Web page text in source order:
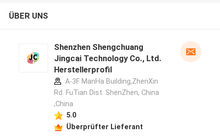
ÜBER UNS
Shenzhen Shengchuang
Jingcai Technology Co., Ltd.
Herstellerprofil
A-3F ManHa Building,ZhenXin
Rd. FuTian Dist. ShenZhen, China
,China
5.0
Überprüfter Lieferant